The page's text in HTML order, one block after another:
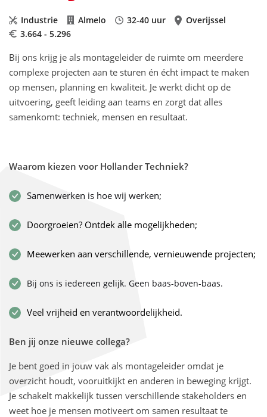
Industrie Almelo 32-40 uur
Overijssel
3.664 - 5.296
Bij ons krijg je als montageleider de ruimte om meerdere
complexe projecten aan te sturen én écht impact te maken
op mensen, planning en kwaliteit. Je werkt dicht op de
uitvoering, geeft leiding aan teams en zorgt dat alles
samenkomt: techniek, mensen en resultaat.
Waarom kiezen voor Hollander Techniek?
Samenwerken is hoe wij werken;
Doorgroeien? Ontdek alle mogelijkheden;
Meewerken aan verschillende, vernieuwende projecten;
Bij ons is iedereen gelijk. Geen baas-boven-baas.
Veel vrijheid en verantwoordelijkheid.
Ben jij onze nieuwe collega?
Je bent goed in jouw vak als montageleider omdat je
overzicht houdt, vooruitkijkt en anderen in beweging krijgt.
Je schakelt makkelijk tussen verschillende stakeholders en
weet hoe je mensen motiveert om samen resultaat te